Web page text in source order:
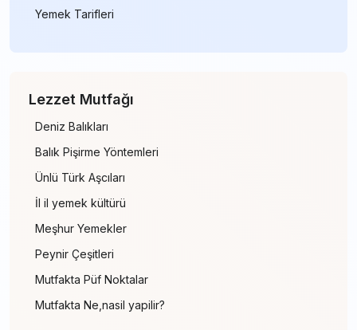
Yemek Tarifleri
Lezzet Mutfağı
Deniz Balıkları
Balık Pişirme Yöntemleri
Ünlü Türk Aşcıları
İl il yemek kültürü
Meşhur Yemekler
Peynir Çeşitleri
Mutfakta Püf Noktalar
Mutfakta Ne,nasil yapilir?